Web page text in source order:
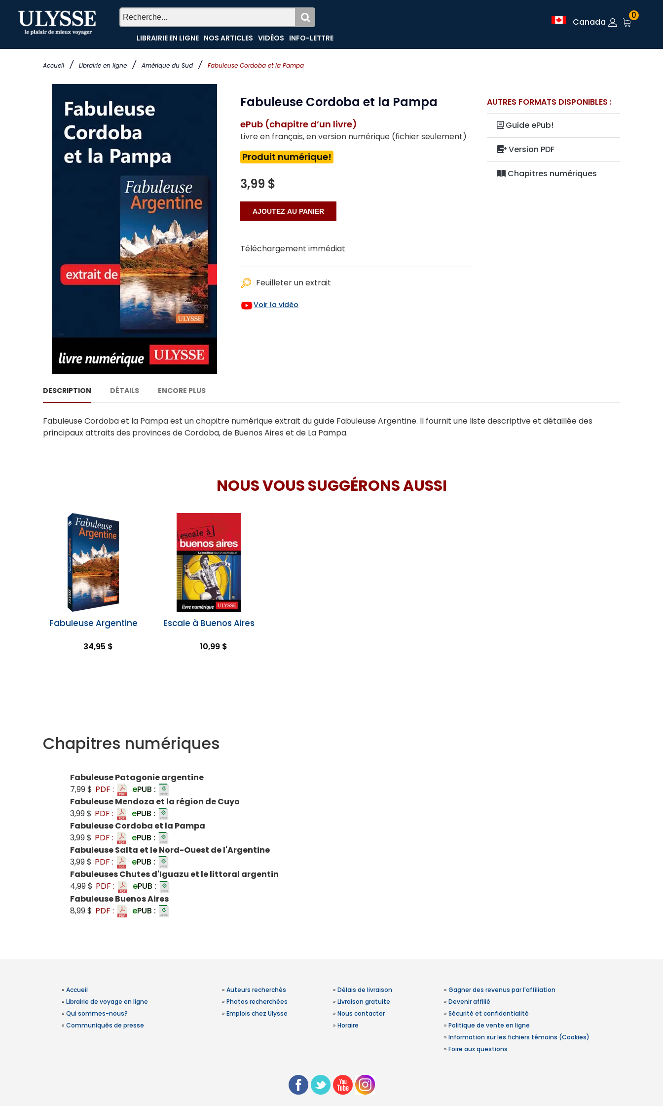
Accueil / Librairie en ligne / Amérique du Sud / Fabuleuse Cordoba et la Pampa
LIBRAIRIE EN LIGNE NOS ARTICLES VIDÉOS INFO-LETTRE
Canada
0
Fabuleuse Cordoba et la Pampa
ePub (chapitre d’un livre)
Livre en français, en version numérique (fichier seulement)
Produit numérique!
3,99 $
Téléchargement immédiat
Feuilleter un extrait
Voir la vidéo
AUTRES FORMATS DISPONIBLES :
Guide ePub!
Version PDF
Chapitres numériques
DESCRIPTION DÉTAILS ENCORE PLUS
Fabuleuse Cordoba et la Pampa est un chapitre numérique extrait du guide Fabuleuse Argentine. Il fournit une liste descriptive et détaillée des
principaux attraits des provinces de Cordoba, de Buenos Aires et de La Pampa.
NOUS VOUS SUGGÉRONS AUSSI
Fabuleuse Argentine
34,95 $
Escale à Buenos Aires
10,99 $
Chapitres numériques
Fabuleuse Patagonie argentine
7,99 $ PDF : ePUB :
Fabuleuse Mendoza et la région de Cuyo
3,99 $ PDF : ePUB :
Fabuleuse Cordoba et la Pampa
3,99 $ PDF : ePUB :
Fabuleuse Salta et le Nord-Ouest de l'Argentine
3,99 $ PDF : ePUB :
Fabuleuses Chutes d'Iguazu et le littoral argentin
4,99 $ PDF : ePUB :
Fabuleuse Buenos Aires
8,99 $ PDF : ePUB :
» Accueil
» Librairie de voyage en ligne
» Qui sommes-nous?
» Communiqués de presse
» Auteurs recherchés
» Photos recherchées
» Emplois chez Ulysse
» Délais de livraison
» Livraison gratuite
» Nous contacter
» Horaire
» Gagner des revenus par l'affiliation
» Devenir affilié
» Sécurité et confidentialité
» Politique de vente en ligne
» Information sur les fichiers témoins (Cookies)
» Foire aux questions